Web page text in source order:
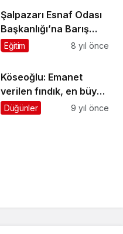
Şalpazarı Esnaf Odası
Başkanlığı’na Barış
Ayaz seçildi
Eğitim 8 yıl önce
Köseoğlu: Emanet
verilen fındık, en büyük
sorun
Düğünler 9 yıl önce